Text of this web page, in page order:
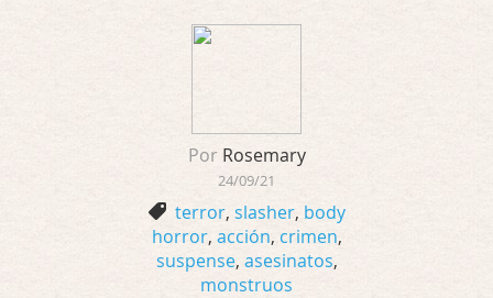
Por Rosemary
24/09/21
terror, slasher, body
horror, acción, crimen,
suspense, asesinatos,
monstruos